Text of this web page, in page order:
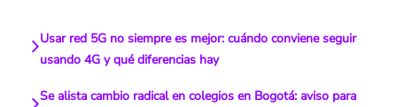
Usar red 5G no siempre es mejor: cuándo conviene seguir
usando 4G y qué diferencias hay
Se alista cambio radical en colegios en Bogotá: aviso para